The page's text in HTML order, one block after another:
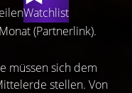
Watchlist
(Partnerlink).
müssen sich dem
stellen. Von